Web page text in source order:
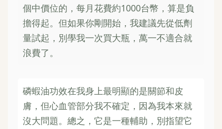
個中價位的，每月花費約1000台幣，算是負
擔得起。但如果你剛開始，我建議先從低劑
量試起，別學我一次買大瓶，萬一不適合就
浪費了。
磷蝦油功效在我身上最明顯的是關節和皮
膚，但心血管部分我不確定，因為我本來就
沒大問題。總之，它是一種輔助，別指望它